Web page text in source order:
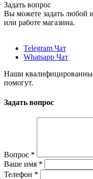
Задать вопрос
Вы можете задать любой
или работе магазина.
Telegram Чат
Whatsapp Чат
Наши
помогут.
Задать вопрос
Вопрос *
Ваше имя *
Телефон *